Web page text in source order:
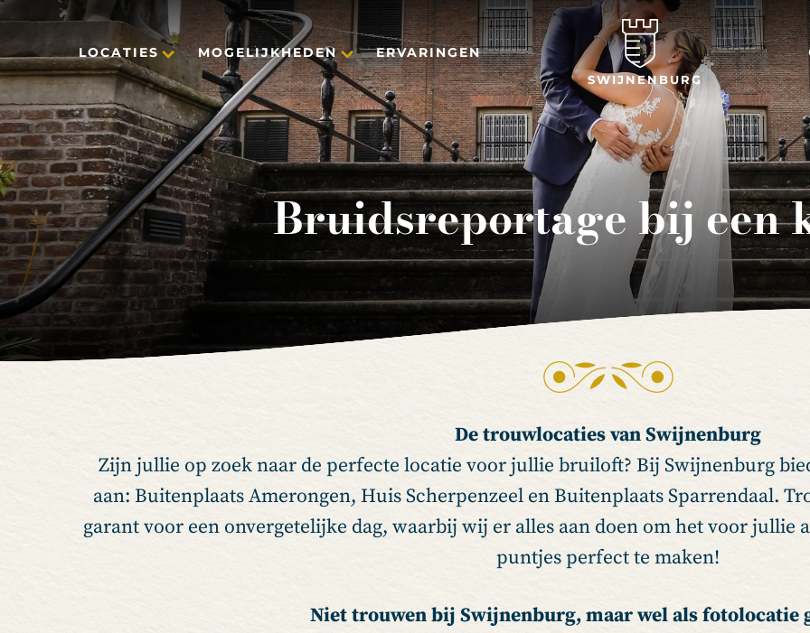
LOCATIES MOGELIJKHEDEN ERVARINGEN
SWIJNENBURG
Bruidsreportage bij een
De trouwlocaties van Swijnenburg
Zijn jullie op zoek naar de perfecte locatie voor jullie bruiloft? Bij Swijnenburg
aan: Buitenplaats Amerongen, Huis Scherpenzeel en Buitenplaats Sparrendaal.
garant voor een onvergetelijke dag, waarbij wij er alles aan doen om het voor jullie
puntjes perfect te maken!
Niet trouwen bij Swijnenburg, maar wel als fotolocatie